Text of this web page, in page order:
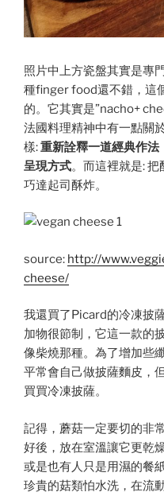
照片中上方瓷盤其實是專
種finger food還不錯，這
的。它其實是”nacho+
法國料理精神中有一點關
樣:重新詮釋一道經典作
呈現方式。而這裡就是:
巧達起司酥炸。
source: http://
cheese/
我還買了Picard的冷凍披
加物很節制，它這一款的
像柴燒那種。為了增加些
平常會自己做披薩麵皮，
買買冷凍披薩。
記得，蘑菇一定要切的非
好後，放在室溫讓它更乾
或是也有人只是用濕的餐
珍貴的菇類怕水洗，在流